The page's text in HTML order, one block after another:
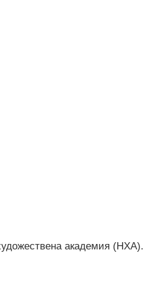
академия (НХА).